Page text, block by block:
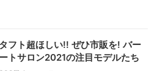
フト超ほしい!! ぜひ市販を! バー
トサロン2021の注目モデルたち